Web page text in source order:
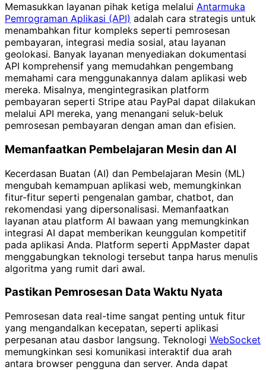
Memasukkan layanan pihak ketiga melalui Antarmuka
Pemrograman Aplikasi (API) adalah cara strategis untuk
menambahkan fitur kompleks seperti pemrosesan
pembayaran, integrasi media sosial, atau layanan
geolokasi. Banyak layanan menyediakan dokumentasi
API komprehensif yang memudahkan pengembang
memahami cara menggunakannya dalam aplikasi web
mereka. Misalnya, mengintegrasikan platform
pembayaran seperti Stripe atau PayPal dapat dilakukan
melalui API mereka, yang menangani seluk-beluk
pemrosesan pembayaran dengan aman dan efisien.
Memanfaatkan Pembelajaran Mesin dan AI
Kecerdasan Buatan (AI) dan Pembelajaran Mesin (ML)
mengubah kemampuan aplikasi web, memungkinkan
fitur-fitur seperti pengenalan gambar, chatbot, dan
rekomendasi yang dipersonalisasi. Memanfaatkan
layanan atau platform AI bawaan yang memungkinkan
integrasi AI dapat memberikan keunggulan kompetitif
pada aplikasi Anda. Platform seperti AppMaster dapat
menggabungkan teknologi tersebut tanpa harus menulis
algoritma yang rumit dari awal.
Pastikan Pemrosesan Data Waktu Nyata
Pemrosesan data real-time sangat penting untuk fitur
yang mengandalkan kecepatan, seperti aplikasi
perpesanan atau dasbor langsung. Teknologi WebSocket
memungkinkan sesi komunikasi interaktif dua arah
antara browser pengguna dan server. Anda dapat